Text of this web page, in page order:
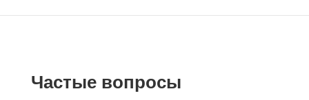
Частые вопросы